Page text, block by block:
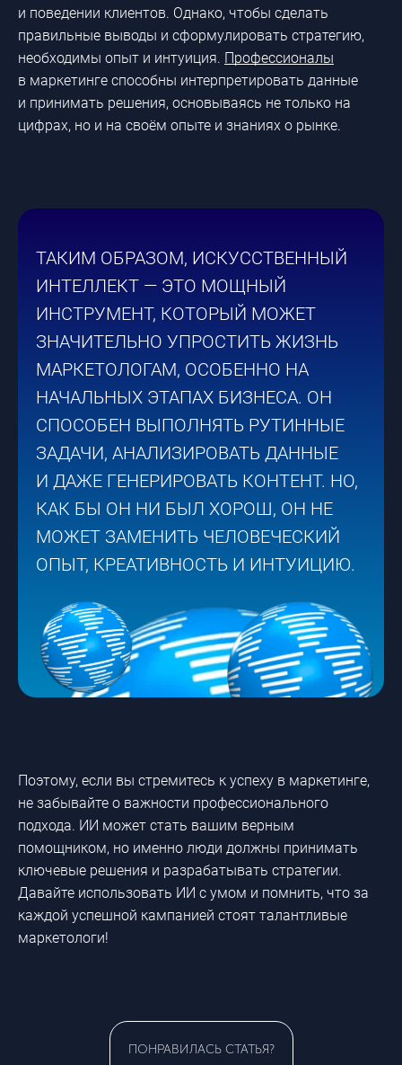
и поведении клиентов. Однако, чтобы сделать
правильные выводы и сформулировать стратегию,
необходимы опыт и интуиция. Профессионалы
в маркетинге способны интерпретировать данные
и принимать решения, основываясь не только на
цифрах, но и на своём опыте и знаниях о рынке.
ТАКИМ ОБРАЗОМ, ИСКУССТВЕННЫЙ
ИНТЕЛЛЕКТ — ЭТО МОЩНЫЙ
ИНСТРУМЕНТ, КОТОРЫЙ МОЖЕТ
ЗНАЧИТЕЛЬНО УПРОСТИТЬ ЖИЗНЬ
МАРКЕТОЛОГАМ, ОСОБЕННО НА
НАЧАЛЬНЫХ ЭТАПАХ БИЗНЕСА. ОН
СПОСОБЕН ВЫПОЛНЯТЬ РУТИННЫЕ
ЗАДАЧИ, АНАЛИЗИРОВАТЬ ДАННЫЕ
И ДАЖЕ ГЕНЕРИРОВАТЬ КОНТЕНТ. НО,
КАК БЫ ОН НИ БЫЛ ХОРОШ, ОН НЕ
МОЖЕТ ЗАМЕНИТЬ ЧЕЛОВЕЧЕСКИЙ
ОПЫТ, КРЕАТИВНОСТЬ И ИНТУИЦИЮ.
Поэтому, если вы стремитесь к успеху в маркетинге,
не забывайте о важности профессионального
подхода. ИИ может стать вашим верным
помощником, но именно люди должны принимать
ключевые решения и разрабатывать стратегии.
Давайте использовать ИИ с умом и помнить, что за
каждой успешной кампанией стоят талантливые
маркетологи!
ПОНРАВИЛАСЬ СТАТЬЯ?